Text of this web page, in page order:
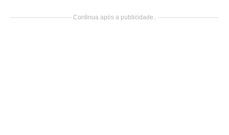
Continua após a publicidade..